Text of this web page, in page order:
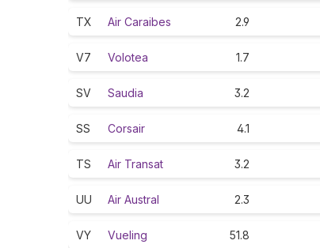
TX Air Caraibes 2.9
V7 Volotea 1.7
SV Saudia 3.2
SS Corsair 4.1
TS Air Transat 3.2
UU Air Austral 2.3
VY Vueling 51.8